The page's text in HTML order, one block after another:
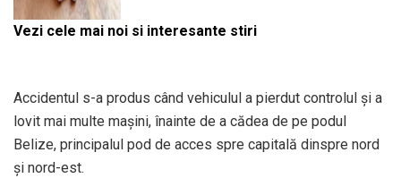
Vezi cele mai noi si interesante stiri
Accidentul s-a produs când vehiculul a pierdut controlul și a
lovit mai multe mașini, înainte de a cădea de pe podul
Belize, principalul pod de acces spre capitală dinspre nord
și nord-est.